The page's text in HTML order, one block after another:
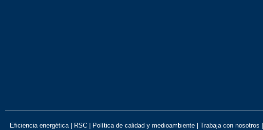
Eficiencia energética RSC Política de calidad y medioambiente Trabaja con nosotros